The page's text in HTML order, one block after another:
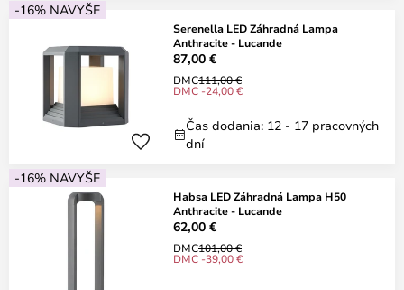
-16% NAVYŠE
Serenella LED Záhradná Lampa
Anthracite - Lucande
87,00 €
DMC111,00 €
DMC -24,00 €
Čas dodania: 12 - 17 pracovných
dní
-16% NAVYŠE
Habsa LED Záhradná Lampa H50
Anthracite - Lucande
62,00 €
DMC101,00 €
DMC -39,00 €